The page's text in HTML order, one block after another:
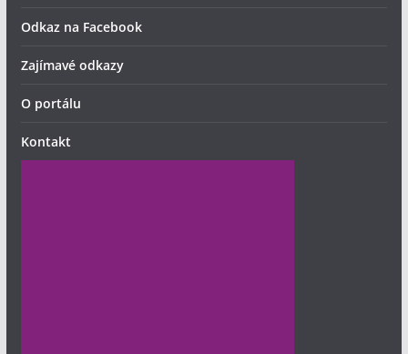
Odkaz na Facebook
Zajímavé odkazy
O portálu
Kontakt